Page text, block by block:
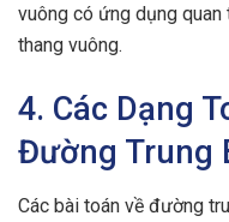
vuông có ứng dụng
thang vuông.
4. Các Dạng
Đường Trung
Các bài toán về đường